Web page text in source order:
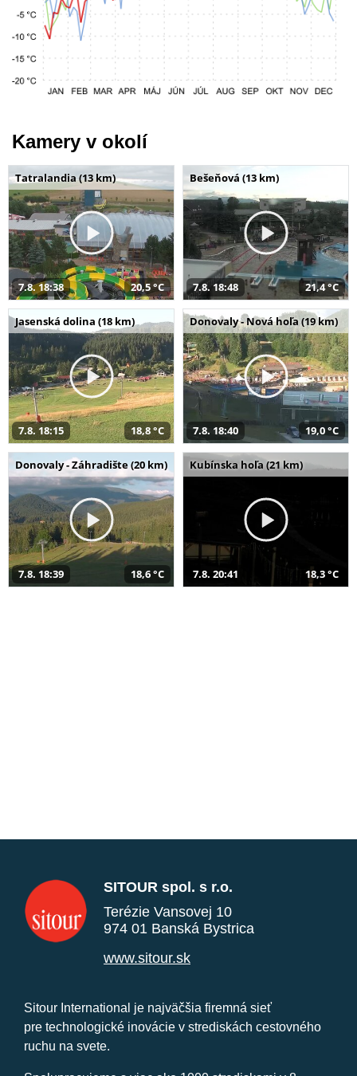
Kamery v okolí
Tatralandia (13 km)
7.8. 18:38 20,5 °C
Bešeňová (13 km)
7.8. 18:48 21,4 °C
Jasenská dolina (18 km)
7.8. 18:15 18,8 °C
Donovaly - Nová hoľa (19 km)
7.8. 18:40 19,0 °C
Donovaly - Záhradište (20 km)
7.8. 18:39 18,6 °C
Kubínska hoľa (21 km)
7.8. 20:41 18,3 °C
SITOUR spol. s r.o.
Terézie Vansovej 10
974 01 Banská Bystrica
www.sitour.sk
Sitour International je najväčšia firemná sieť
pre technologické inovácie v strediskách cestovného
ruchu na svete.